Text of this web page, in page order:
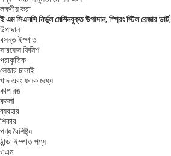
লক্ষণীয় করা
ই এম সিএনসি নির্ভুল মেশিনযুক্ত উপাদান, স্প্রিং স্টিল রেজার ডার্ট,
উপাদান
বসন্ত ইস্পাত
সারফেস ফিনিশ
প্রাকৃতিক
লেজার ঢালাই
খাদ এবং ফলক মধ্যে
কাপ রঙ
কমলা
ব্যবহার
শিকার
পণ্য বৈশিষ্ট্য
ঠান্ডা ইস্পাত পণ্য
ওএম